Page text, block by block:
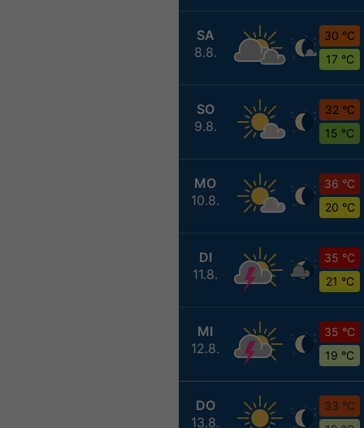
SA
8.8.
30 °C
17 °C
SO
9.8.
32 °C
15 °C
MO
10.8.
36 °C
20 °C
DI
11.8.
35 °C
21 °C
MI
12.8.
35 °C
19 °C
DO
13.8.
33 °C